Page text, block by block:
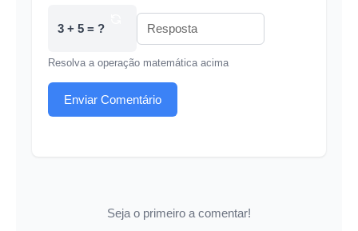
3 + 5 = ?
Resolva a operação matemática acima
Enviar Comentário
Seja o primeiro a comentar!